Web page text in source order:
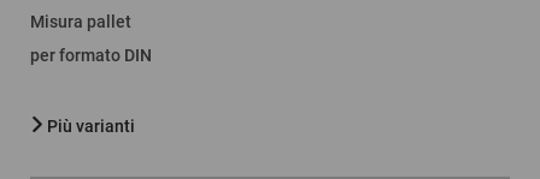
Misura pallet
per formato DIN
Più varianti